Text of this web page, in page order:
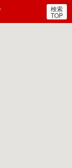
郵便局・日本郵政グルー
検索
TOP